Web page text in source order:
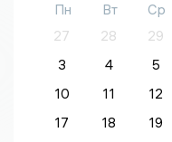
Пн Вт Ср
27
28 29
3
4 5
10
11 12
17
18 19